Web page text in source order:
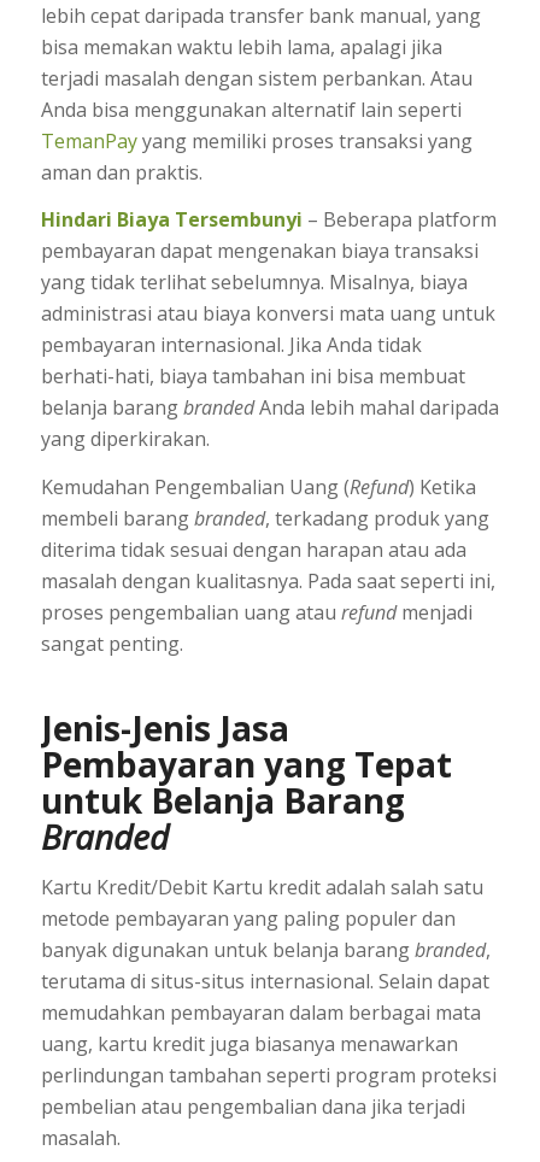
lebih cepat daripada transfer bank manual, yang
bisa memakan waktu lebih lama, apalagi jika
terjadi masalah dengan sistem perbankan. Atau
Anda bisa menggunakan alternatif lain seperti
TemanPayyang memiliki proses transaksi yang
aman dan praktis.
Hindari Biaya Tersembunyi – Beberapa platform
pembayaran dapat mengenakan biaya transaksi
yang tidak terlihat sebelumnya. Misalnya, biaya
administrasi atau biaya konversi mata uang untuk
pembayaran internasional. Jika Anda tidak
berhati-hati, biaya tambahan ini bisa membuat
belanja barangbrandedAnda lebih mahal daripada
yang diperkirakan.
Kemudahan Pengembalian Uang (Refund) Ketika
membeli barangbranded, terkadang produk yang
diterima tidak sesuai dengan harapan atau ada
masalah dengan kualitasnya. Pada saat seperti ini,
proses pengembalian uang atau refundmenjadi
sangat penting.
Jenis-Jenis Jasa
Pembayaran yang Tepat
untuk Belanja Barang
Branded
Kartu Kredit/Debit Kartu kredit adalah salah satu
metode pembayaran yang paling populer dan
banyak digunakan untuk belanja barangbranded,
terutama di situs-situs internasional. Selain dapat
memudahkan pembayaran dalam berbagai mata
uang, kartu kredit juga biasanya menawarkan
perlindungan tambahan seperti program proteksi
pembelian atau pengembalian dana jika terjadi
masalah.